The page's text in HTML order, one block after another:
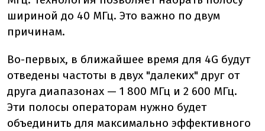
шириной до 40 МГц. Это важно по двум
причинам.
Во-первых, в ближайшее время для 4G будут
отведены частоты в двух "далеких" друг от
друга диапазонах — 1 800 МГц и 2 600 МГц.
Эти полосы операторам нужно будет
объединить для максимально эффективного